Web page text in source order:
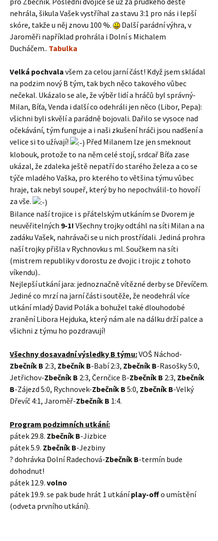
nehrála, šikula Vašek vystříhal za stavu 3:1 pro nás i lepší
skóre, takže u něj znovu 100 %.
Další parádní výhra, v
Jaroměři například prohrála i Dolní s Michalem
Ducháčem.. Tabulka
Velká pochvala všem za celou jarní část! Když jsem skládal
na podzim nový B tým, tak bych něco takového vůbec
nečekal. Ukázalo se ale, že výběr lidí a hráčů byl správný-
Milan, Bíťa, Venda i další co odehráli jen něco (Libor, Pepa):
všichni byli skvělí a parádně bojovali. Dařilo se vysoce nad
očekávání, tým funguje a i naši zkušení hráči jsou nadšení a
velice si to užívají!
Před Milanem lze jen smeknout
klobouk, protože to na něm celé stojí, srdcař Bíťa zase
ukázal, že zdaleka ještě nepatří do starého železa a co se
týče mladého Vaška, pro kterého to většina týmu vůbec
hraje, tak nebyl soupeř, který by ho nepochválil-to hovoří
za vše.
Bilance naší trojice i s přátelským utkáním se Dvorem je
neuvěřitelných 9-1! Všechny trojky odtáhl na síti Milan a na
zadáku Vašek, nahrávači se u nich prostřídali. Jediná prohra
naší trojky přišla v Rychnovku s ml. Součkem na síti
(mistrem republiky v dorostu ze dvojic i trojic z tohoto
víkendu)..
Nejlepší utkání jara: jednoznačně vítězné derby se Dřevíčem.
Jediné co mrzí na jarní části soutěže, že neodehrál více
utkání mladý David Polák a bohužel také dlouhodobé
zranění Libora Hejduka, který nám ale na dálku drží palce a
všichni z týmu ho pozdravují!
Všechny dosavadní výsledky B týmu:VOŠ Náchod-
Zbečník B 2:3, Zbečník B-Babí 2:3, Zbečník B-Rasošky 5:0,
Jetřichov-Zbečník B 2:3, Černčice B-Zbečník B 2:3, Zbečník
B-Zájezd 5:0, Rychnovek-Zbečník B 5:0, Zbečník B-Velký
Dřevíč 4:1, Jaroměř-Zbečník B 1:4.
Program podzimních utkání:
pátek 29.8. Zbečník B-Jizbice
pátek 5.9. Zbečník B-Jezbiny
? dohrávka Dolní Radechová-Zbečník B-termín bude
dohodnut!
pátek 12.9. volno
pátek 19.9. se pak bude hrát 1 utkáníplay-offo umístění
(odveta prvního utkání).